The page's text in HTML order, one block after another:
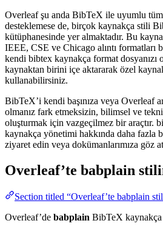
Overleaf şu anda BibTeX ile uyumlu
desteklemese de, birçok kaynakça stili
kütüphanesinde yer almaktadır. Bu
IEEE, CSE ve Chicago alıntı formatları
kendi bibtex kaynakça format dosyanızı
kaynaktan birini içe aktararak özel
kullanabilirsiniz.
BibTeX’i kendi başınıza veya Overleaf
olmanız fark etmeksizin, bilimsel ve
oluşturmak için vazgeçilmez bir araçtır.
kaynakça yönetimi hakkında daha fazla
ziyaret edin veya dokümanlarımıza göz
Overleaf’te babplain
Section titled “Overleaf’te babplain
Overleaf’de babplain BibTeX